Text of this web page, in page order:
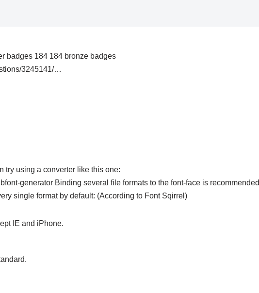
badges 184 184 bronze badges
3245141/…
try using a converter like this one:
generator Binding several file formats to the font-face is recommended
single format by default: (According to Font Sqirrel)
IE and iPhone.